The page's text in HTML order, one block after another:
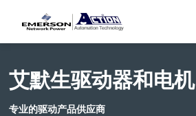
艾默生驱动器和电机
专业的驱动产品供应商